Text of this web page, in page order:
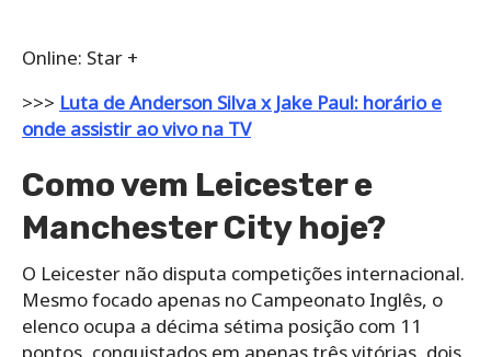
Online: Star +
>>> Luta de Anderson Silva x Jake Paul: horário e
onde assistir ao vivo na TV
Como vem Leicester e
Manchester City hoje?
O Leicester não disputa competições internacional.
Mesmo focado apenas no Campeonato Inglês, o
elenco ocupa a décima sétima posição com 11